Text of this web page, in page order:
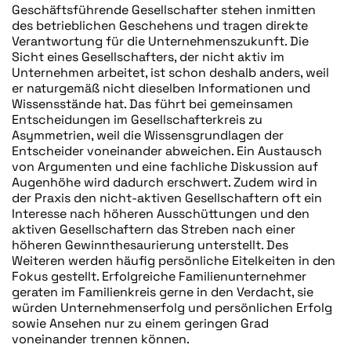
Geschäftsführende Gesellschafter stehen inmitten
des betrieblichen Geschehens und tragen direkte
Verantwortung für die Unternehmenszukunft. Die
Sicht eines Gesellschafters, der nicht aktiv im
Unternehmen arbeitet, ist schon deshalb anders, weil
er naturgemäß nicht dieselben Informationen und
Wissensstände hat. Das führt bei gemeinsamen
Entscheidungen im Gesellschafterkreis zu
Asymmetrien, weil die Wissensgrundlagen der
Entscheider voneinander abweichen. Ein Austausch
von Argumenten und eine fachliche Diskussion auf
Augenhöhe wird dadurch erschwert. Zudem wird in
der Praxis den nicht-aktiven Gesellschaftern oft ein
Interesse nach höheren Ausschüttungen und den
aktiven Gesellschaftern das Streben nach einer
höheren Gewinnthesaurierung unterstellt. Des
Weiteren werden häufig persönliche Eitelkeiten in den
Fokus gestellt. Erfolgreiche Familienunternehmer
geraten im Familienkreis gerne in den Verdacht, sie
würden Unternehmenserfolg und persönlichen Erfolg
sowie Ansehen nur zu einem geringen Grad
voneinander trennen können.